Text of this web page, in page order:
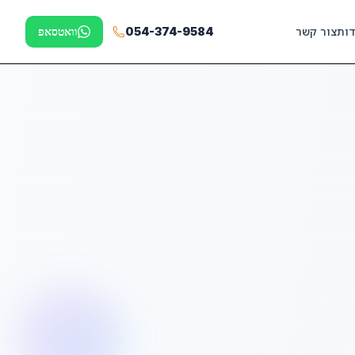
צור קשר 054-374-9584 וואטסאפ